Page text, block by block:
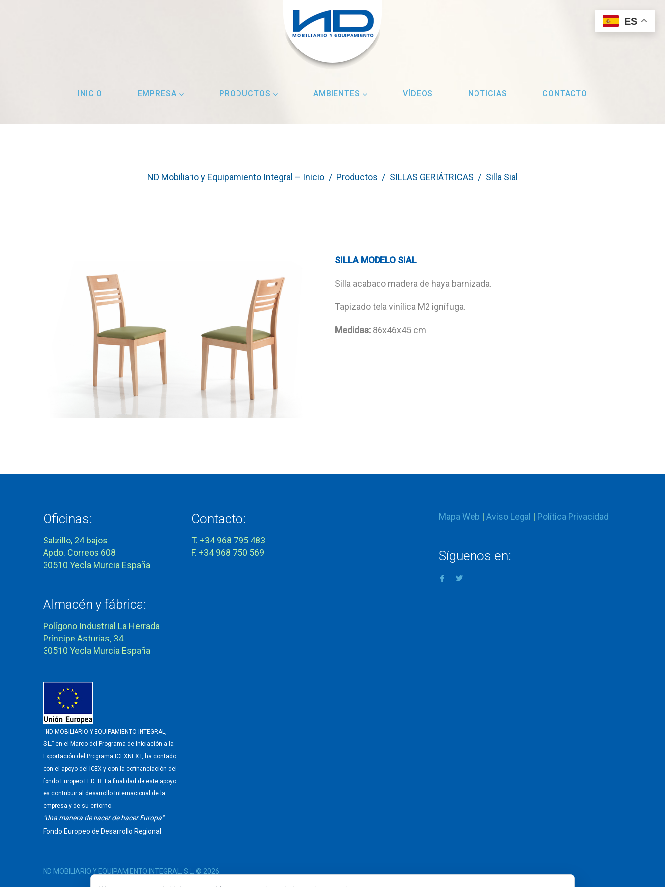
INICIO EMPRESA PRODUCTOS AMBIENTES VÍDEOS NOTICIAS CONTACTO
ND Mobiliario y Equipamiento Integral – Inicio / Productos / SILLAS GERIÁTRICAS / Silla Sial
SILLA MODELO SIAL
Silla acabado madera de haya barnizada.
Tapizado tela vinílica M2 ignífuga.
Medidas: 86x46x45 cm.
Oficinas:
Salzillo, 24 bajos
Apdo. Correos 608
30510 Yecla Murcia España
Almacén y fábrica:
Polígono Industrial La Herrada
Príncipe Asturias, 34
30510 Yecla Murcia España
“ND MOBILIARIO Y EQUIPAMIENTO INTEGRAL,
S.L.” en el Marco del Programa de Iniciación a la
Exportación del Programa ICEXNEXT, ha contado
con el apoyo del ICEX y con la cofinanciación del
fondo Europeo FEDER. La finalidad de este apoyo
es contribuir al desarrollo Internacional de la
empresa y de su entorno.
"Una manera de hacer de hacer Europa"
Fondo Europeo de Desarrollo Regional
Contacto:
T. +34 968 795 483
F. +34 968 750 569
Mapa Web | Aviso Legal | Política Privacidad
Síguenos en:
ND MOBILIARIO Y EQUIPAMIENTO INTEGRAL, S.L. © 2026.
ES